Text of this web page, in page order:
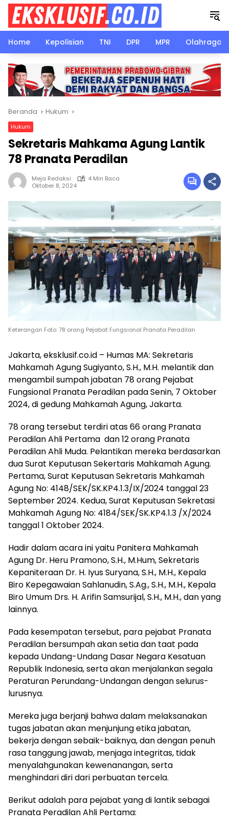
Langsung
konten
Home
Kepolisian TNI DPR MPR Olahraga
Beranda Hukum
Hukum
Sekretaris Mahkama Agung Lantik
78 Pranata Peradilan
Meja Redaksi
4 Min Baca
Oktober 8, 2024
Keterangan Foto: 78 orang Pejabat Fungsional Pranata Peradilan
Jakarta, eksklusif.co.id – Humas MA: Sekretaris
Mahkamah Agung Sugiyanto, S.H., M.H. melantik dan
mengambil sumpah jabatan 78 orang Pejabat
Fungsional Pranata Peradilan pada Senin, 7 Oktober
2024, di gedung Mahkamah Agung, Jakarta.
78 orang tersebut terdiri atas 66 orang Pranata
Peradilan Ahli Pertama dan 12 orang Pranata
Peradilan Ahli Muda. Pelantikan mereka berdasarkan
dua Surat Keputusan Sekertaris Mahkamah Agung.
Pertama, Surat Keputusan Sekretaris Mahkamah
Agung No: 4148/SEK/SK.KP4.1.3/IX/2024 tanggal 23
September 2024. Kedua, Surat Keputusan Sekretasi
Mahkamah Agung No: 4184/SEK/SK.KP4.1.3 /X/2024
tanggal 1 Oktober 2024.
Hadir dalam acara ini yaitu Panitera Mahkamah
Agung Dr. Heru Pramono, S.H., M.Hum, Sekretaris
Kepaniteraan Dr. H. Iyus Suryana, S.H., M.H., Kepala
Biro Kepegawaian Sahlanudin, S.Ag., S.H., M.H., Kepala
Biro Umum Drs. H. Arifin Samsurijal, S.H., M.H., dan yang
lainnya.
Pada kesempatan tersebut, para pejabat Pranata
Peradilan bersumpah akan setia dan taat pada
kepada Undang-Undang Dasar Negara Kesatuan
Republik Indonesia, serta akan menjalankan segala
Peraturan Perundang-Undangan dengan selurus-
lurusnya.
Mereka juga berjanji bahwa dalam melaksanakan
tugas jabatan akan menjunjung etika jabatan,
bekerja dengan sebaik-baiknya, dan dengan penuh
rasa tanggung jawab, menjaga integritas, tidak
menyalahgunakan kewenanangan, serta
menghindari diri dari perbuatan tercela.
Berikut adalah para pejabat yang di lantik sebagai
Pranata Peradilan Ahli Pertama: